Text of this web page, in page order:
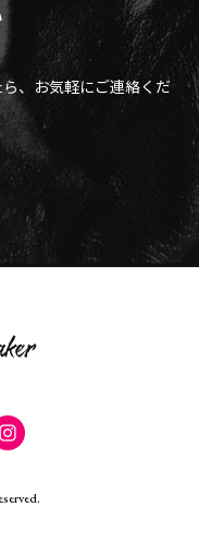
、お気軽にご連絡くだ